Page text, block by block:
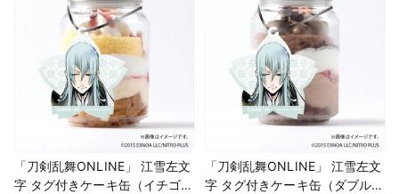
「刀剣乱舞ONLINE」 江雪左文
字 タグ付きケーキ缶（イチゴカ
「刀剣乱舞ONLINE」 江雪左文
字 タグ付きケーキ缶（ダブルチ